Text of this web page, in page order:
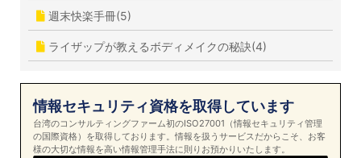
週末快楽手冊(5)
ライザップが教えるボディメイクの秘訣(4)
情報セキュリティ資格を取得しています
台湾のコンサルティングファーム初のISO27001（情報セキュリティ管理
の国際資格）を取得しております。情報を扱うサービスだからこそ、お客
様の大切な情報を高い情報管理手法に則りお預かりいたします。